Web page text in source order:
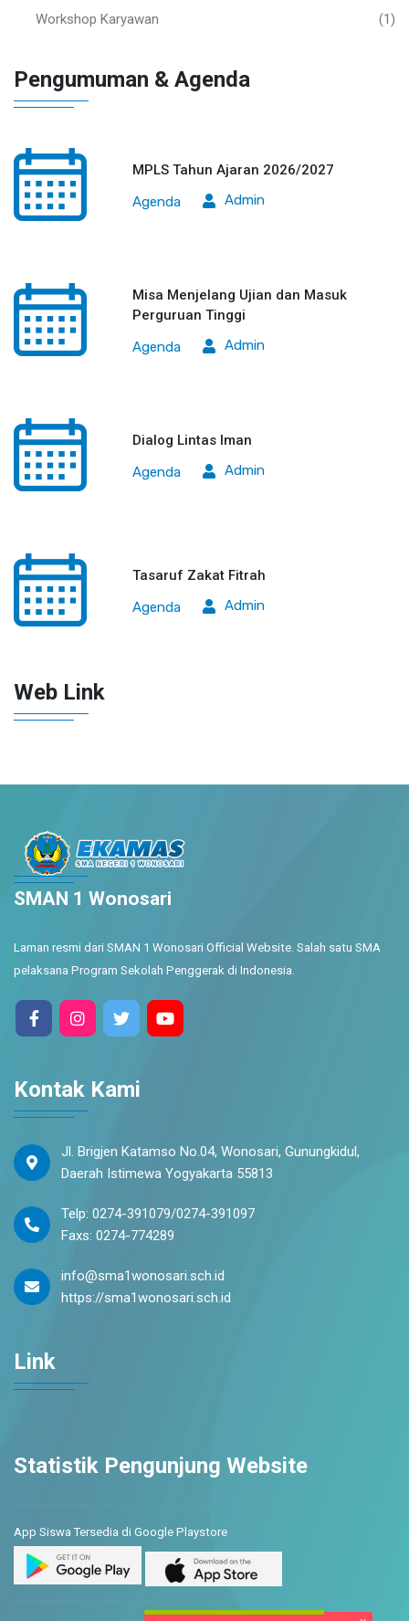
Workshop Karyawan
(1)
Pengumuman & Agenda
MPLS Tahun Ajaran 2026/2027
Agenda
Admin
Misa Menjelang Ujian dan Masuk
Perguruan Tinggi
Agenda
Admin
Dialog Lintas Iman
Agenda
Admin
Tasaruf Zakat Fitrah
Agenda
Admin
Web Link
SMAN 1 Wonosari
Laman resmi dari SMAN 1 Wonosari Official Website. Salah satu SMA
pelaksana Program Sekolah Penggerak di Indonesia.
Kontak Kami
Jl. Brigjen Katamso No.04, Wonosari, Gunungkidul,
Daerah Istimewa Yogyakarta 55813
Telp: 0274-391079/0274-391097
Faxs: 0274-774289
info@sma1wonosari.sch.id
https://sma1wonosari.sch.id
Link
Statistik Pengunjung Website
App Siswa Tersedia di Google Playstore